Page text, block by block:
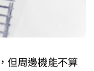
但周邊機能不算